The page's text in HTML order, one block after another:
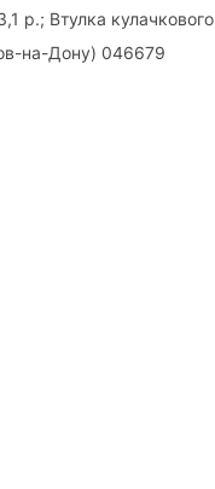
р.; Втулка кулачкового
на-Дону) 046679